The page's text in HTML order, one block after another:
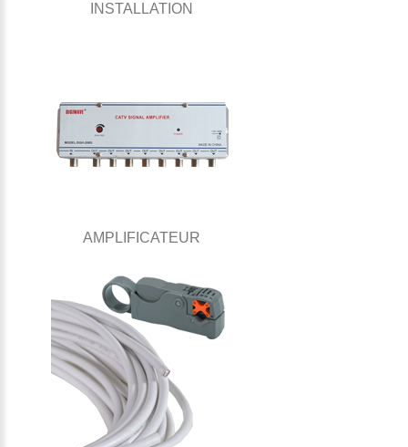
INSTALLATION
AMPLIFICATEUR